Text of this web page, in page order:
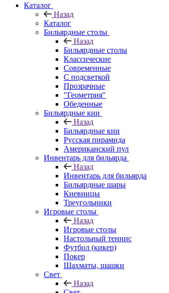
Каталог
Назад
Каталог
Бильярдные столы
Назад
Бильярдные столы
Классические
Современные
С подсветкой
Прозрачные
"Геометрия"
Обеденные
Бильярдные кии
Назад
Бильярдные кии
Русская пирамида
Американский пул
Инвентарь для бильярда
Назад
Инвентарь для бильярда
Бильярдные шары
Киевницы
Треугольники
Игровые столы
Назад
Игровые столы
Настольный теннис
Футбол (кикер)
Покер
Шахматы, шашки
Свет
Назад